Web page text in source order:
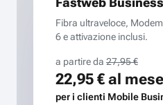
Fibra ultraveloce,
6 e attivazione inclusi.
a partire da 27,95 €
22,95 €al mese
per i clienti Mobile